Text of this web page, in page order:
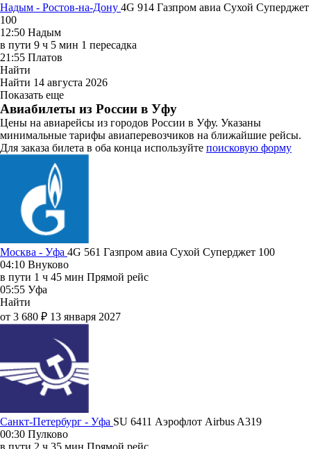
Надым - Ростов-на-Дону 4G 914 Газпром авиа Сухой Суперджет
100
12:50 Надым
в пути 9 ч 5 мин 1 пересадка
21:55 Платов
Найти
Найти 14 августа 2026
Показать еще
Авиабилеты из России в Уфу
Цены на авиарейсы из городов России в Уфу. Указаны
минимальные тарифы авиаперевозчиков на ближайшие рейсы.
Для заказа билета в оба конца используйте поисковую форму
Москва - Уфа 4G 561 Газпром авиа Сухой Суперджет 100
04:10 Внуково
в пути 1 ч 45 мин Прямой рейс
05:55 Уфа
Найти
от 3 680 ₽ 13 января 2027
Санкт-Петербург - Уфа SU 6411 Аэрофлот Airbus A319
00:30 Пулково
в пути 2 ч 35 мин Прямой рейс